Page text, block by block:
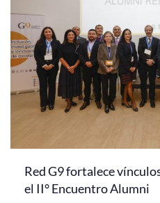
Red G9 fortalece
el II° Encuentro Alumni